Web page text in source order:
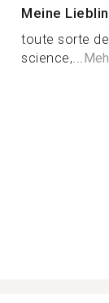
Meine
toute sorte
science,...